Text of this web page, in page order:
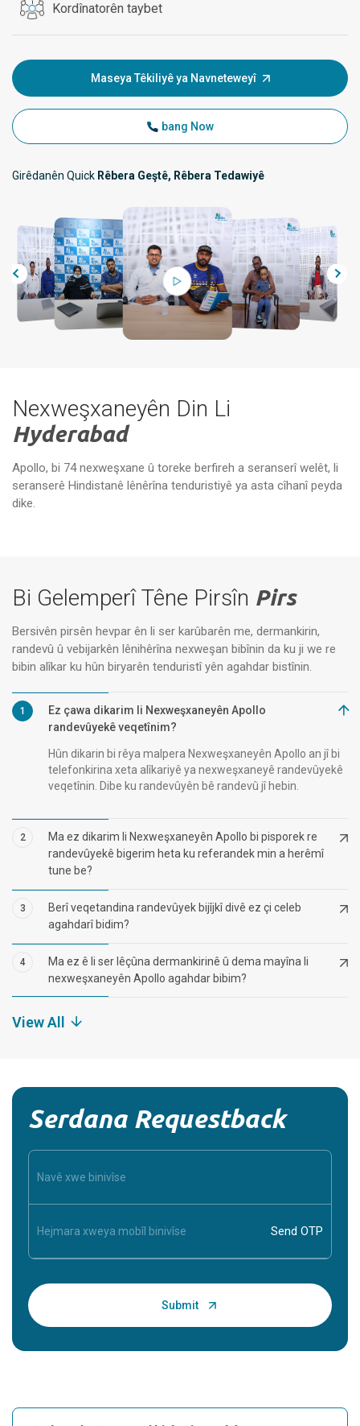
Kordînatorên taybet
Maseya Têkiliyê ya Navneteweyî
bang Now
Girêdanên Quick Rêbera Geştê, Rêbera Tedawiyê
Nexweşxaneyên Din Li
Hyderabad
Apollo, bi 74 nexweşxane û toreke berfireh a seranserî welêt, li
seranserê Hindistanê lênêrîna tenduristiyê ya asta cîhanî peyda
dike.
Nexweşxaneya Apollo Reach,
Miryalaguda
Bi Gelemperî Têne Pirsîn Pirs
Bersivên pirsên hevpar ên li ser karûbarên me, dermankirin,
randevû û vebijarkên lênihêrîna nexweşan bibînin da ku ji we re
bibin alîkar ku hûn biryarên tenduristî yên agahdar bistînin.
1
Ez çawa dikarim li Nexweşxaneyên Apollo
randevûyekê veqetînim?
Hûn dikarin bi rêya malpera Nexweşxaneyên Apollo an jî bi
telefonkirina xeta alîkariyê ya nexweşxaneyê randevûyekê
veqetînin. Dibe ku randevûyên bê randevû jî hebin.
2
Ma ez dikarim li Nexweşxaneyên Apollo bi pisporek re
randevûyekê bigerim heta ku referandek min a herêmî
tune be?
3
Berî veqetandina randevûyek bijîjkî divê ez çi celeb
agahdarî bidim?
4
Ma ez ê li ser lêçûna dermankirinê û dema mayîna li
nexweşxaneyên Apollo agahdar bibim?
View All
Serdana Requestback